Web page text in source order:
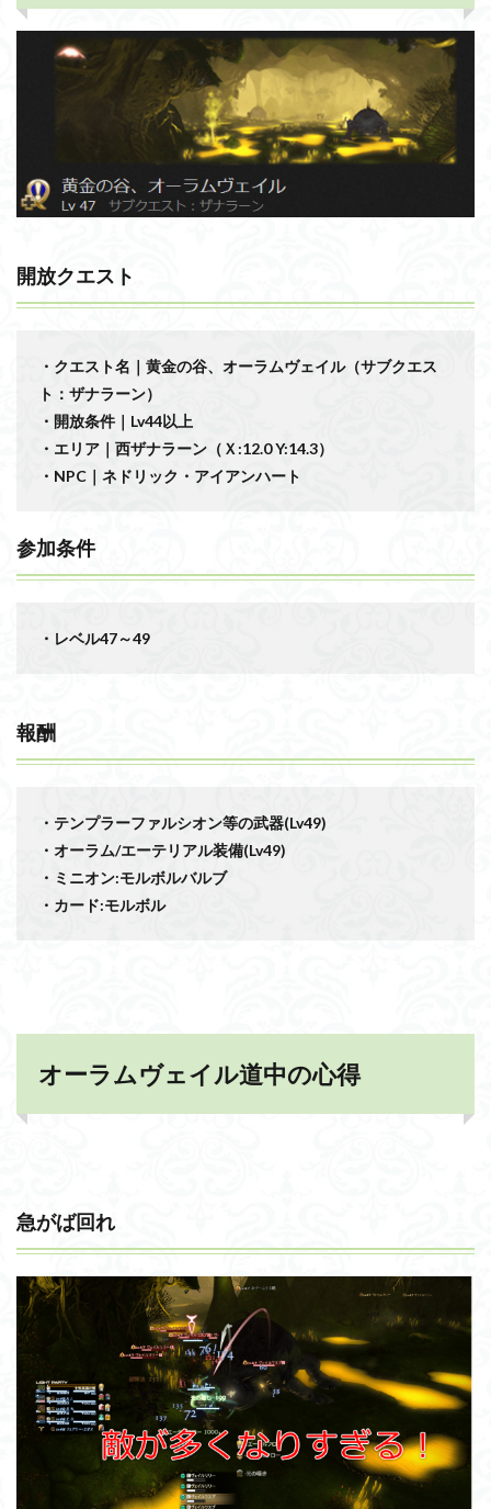
開放クエスト
・クエスト名｜黄金の谷、オーラムヴェイル（サブクエス
ト：ザナラーン）
・開放条件｜Lv44以上
・エリア｜西ザナラーン（Ｘ:12.0 Y:14.3）
・NPC｜ネドリック・アイアンハート
参加条件
・レベル47～49
報酬
・テンプラーファルシオン等の武器(Lv49)
・オーラム/エーテリアル装備(Lv49)
・ミニオン:モルボルバルブ
・カード:モルボル
オーラムヴェイル道中の心得
急がば回れ